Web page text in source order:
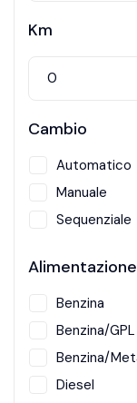
Km
Cambio
Automatico
Manuale
Sequenziale
Alimentazione
Benzina
Benzina/GPL
Benzina/
Diesel